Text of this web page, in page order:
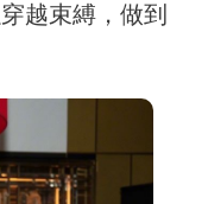
越束縛，做到